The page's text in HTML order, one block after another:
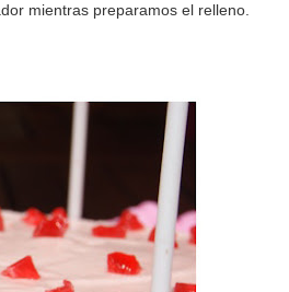
mientras preparamos el relleno.